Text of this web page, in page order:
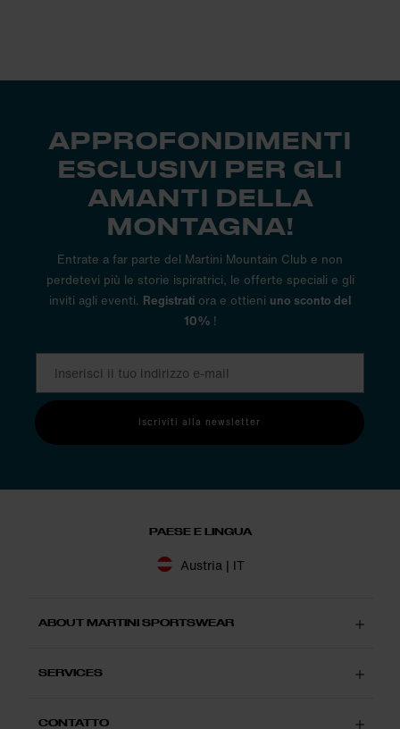
APPROFONDIMENTI
ESCLUSIVI PER GLI
AMANTI DELLA
MONTAGNA!
Entrate a far parte del Martini Mountain Club e non
perdetevi più le storie ispiratrici, le offerte speciali e gli
inviti agli eventi. Registrati ora e ottieni uno sconto del
10% !
Iscriviti alla newsletter
PAESE E LINGUA
Austria | IT
ABOUT MARTINI SPORTSWEAR
SERVICES
CONTATTO